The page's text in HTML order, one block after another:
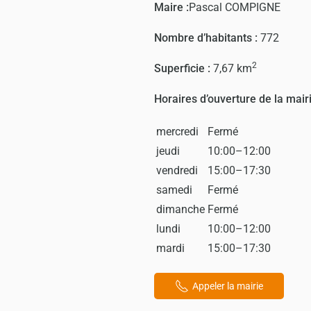
Maire :Pascal COMPIGNE
Nombre d’habitants : 772
Superficie : 7,67 km2
Horaires d’ouverture de la
mercredi
Fermé
jeudi
10:00–12:00
vendredi
15:00–17:30
samedi
Fermé
dimanche Fermé
lundi
10:00–12:00
mardi
15:00–17:30
Appeler la mairie